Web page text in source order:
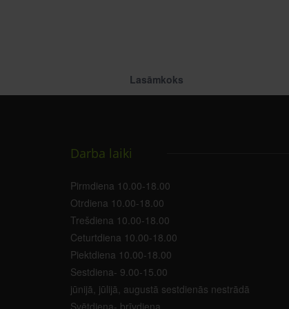
Lasāmkoks
Darba laiki
Pirmdiena 10.00-18.00
Otrdiena 10.00-18.00
Trešdiena 10.00-18.00
Ceturtdiena 10.00-18.00
Piektdiena 10.00-18.00
Sestdiena- 9.00-15.00
jūnijā, jūlijā, augustā sestdienās nestrādā
Svētdiena- brīvdiena